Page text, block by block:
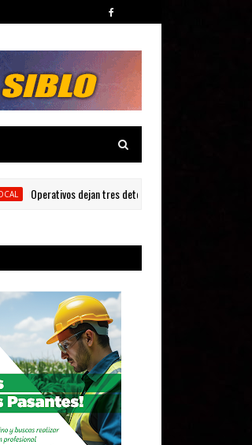
Operativos dejan tres detenidos y siete armas ocupadas en